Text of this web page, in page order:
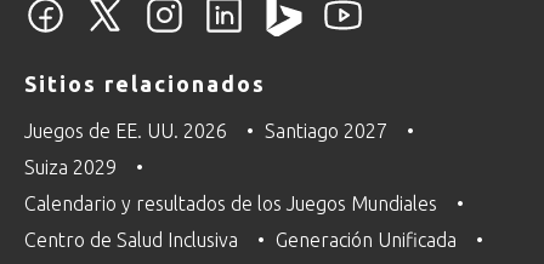
Sitios relacionados
Juegos de EE. UU. 2026
Santiago 2027
Suiza 2029
Calendario y resultados de los Juegos Mundiales
Centro de Salud Inclusiva
Generación Unificada